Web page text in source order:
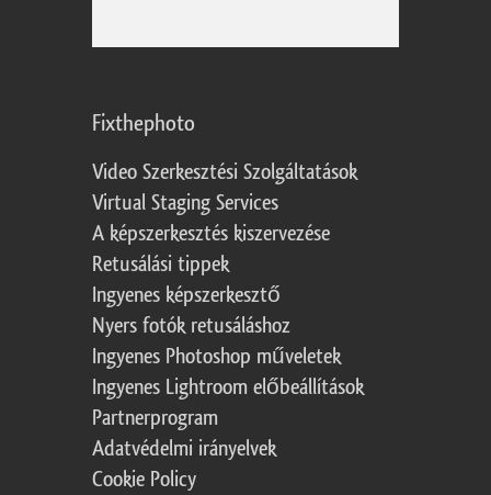
Fixthephoto
Video Szerkesztési Szolgáltatások
Virtual Staging Services
A képszerkesztés kiszervezése
Retusálási tippek
Ingyenes képszerkesztő
Nyers fotók retusáláshoz
Ingyenes Photoshop műveletek
Ingyenes Lightroom előbeállítások
Partnerprogram
Adatvédelmi irányelvek
Cookie Policy